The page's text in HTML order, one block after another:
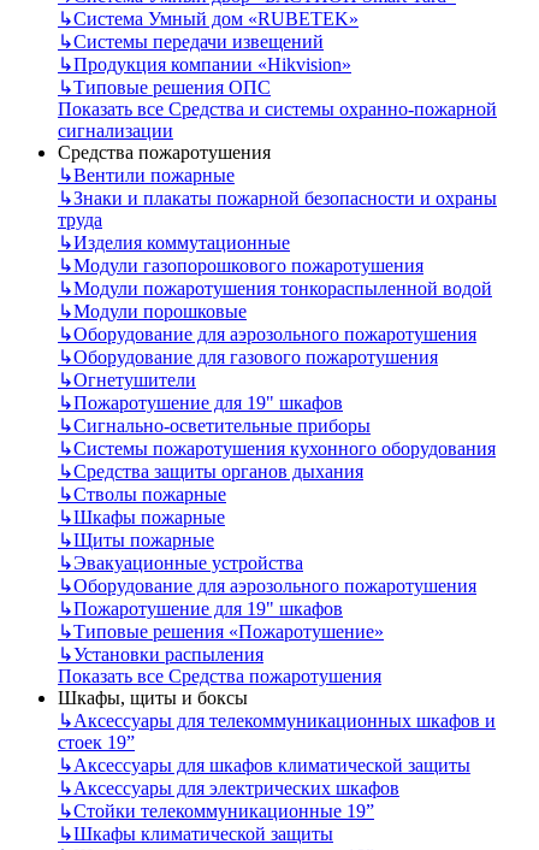
↳Система Умный дом «RUBETEK»
↳Системы передачи извещений
↳Продукция компании «Hikvision»
↳Типовые решения ОПС
Показать все Средства и системы охранно-пожарной
сигнализации
Средства пожаротушения
↳Вентили пожарные
↳Знаки и плакаты пожарной безопасности и охраны
труда
↳Изделия коммутационные
↳Модули газопорошкового пожаротушения
↳Модули пожаротушения тонкораспыленной водой
↳Модули порошковые
↳Оборудование для аэрозольного пожаротушения
↳Оборудование для газового пожаротушения
↳Огнетушители
↳Пожаротушение для 19" шкафов
↳Сигнально-осветительные приборы
↳Системы пожаротушения кухонного оборудования
↳Средства защиты органов дыхания
↳Стволы пожарные
↳Шкафы пожарные
↳Щиты пожарные
↳Эвакуационные устройства
↳Оборудование для аэрозольного пожаротушения
↳Пожаротушение для 19" шкафов
↳Типовые решения «Пожаротушение»
↳Установки распыления
Показать все Средства пожаротушения
Шкафы, щиты и боксы
↳Аксессуары для телекоммуникационных шкафов и
стоек 19”
↳Аксессуары для шкафов климатической защиты
↳Аксессуары для электрических шкафов
↳Стойки телекоммуникационные 19”
↳Шкафы климатической защиты